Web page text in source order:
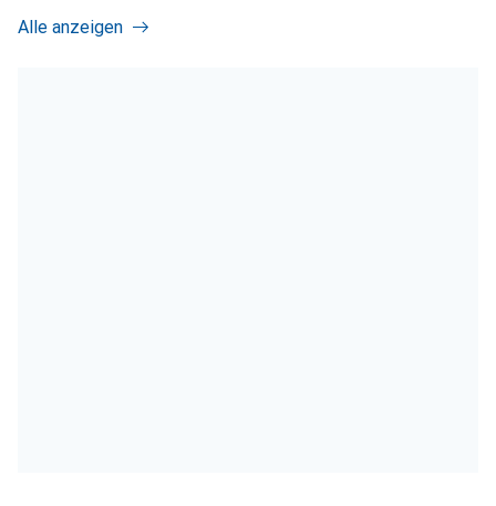
Alle anzeigen